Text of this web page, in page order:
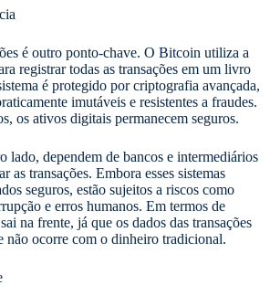
é outro ponto-chave. O Bitcoin utiliza a
registrar todas as transações em um livro
é protegido por criptografia avançada,
imutáveis e resistentes a fraudes.
os ativos digitais permanecem seguros.
lado, dependem de bancos e intermediários
as transações. Embora esses sistemas
seguros, estão sujeitos a riscos como
e erros humanos. Em termos de
na frente, já que os dados das transações
ocorre com o dinheiro tradicional.